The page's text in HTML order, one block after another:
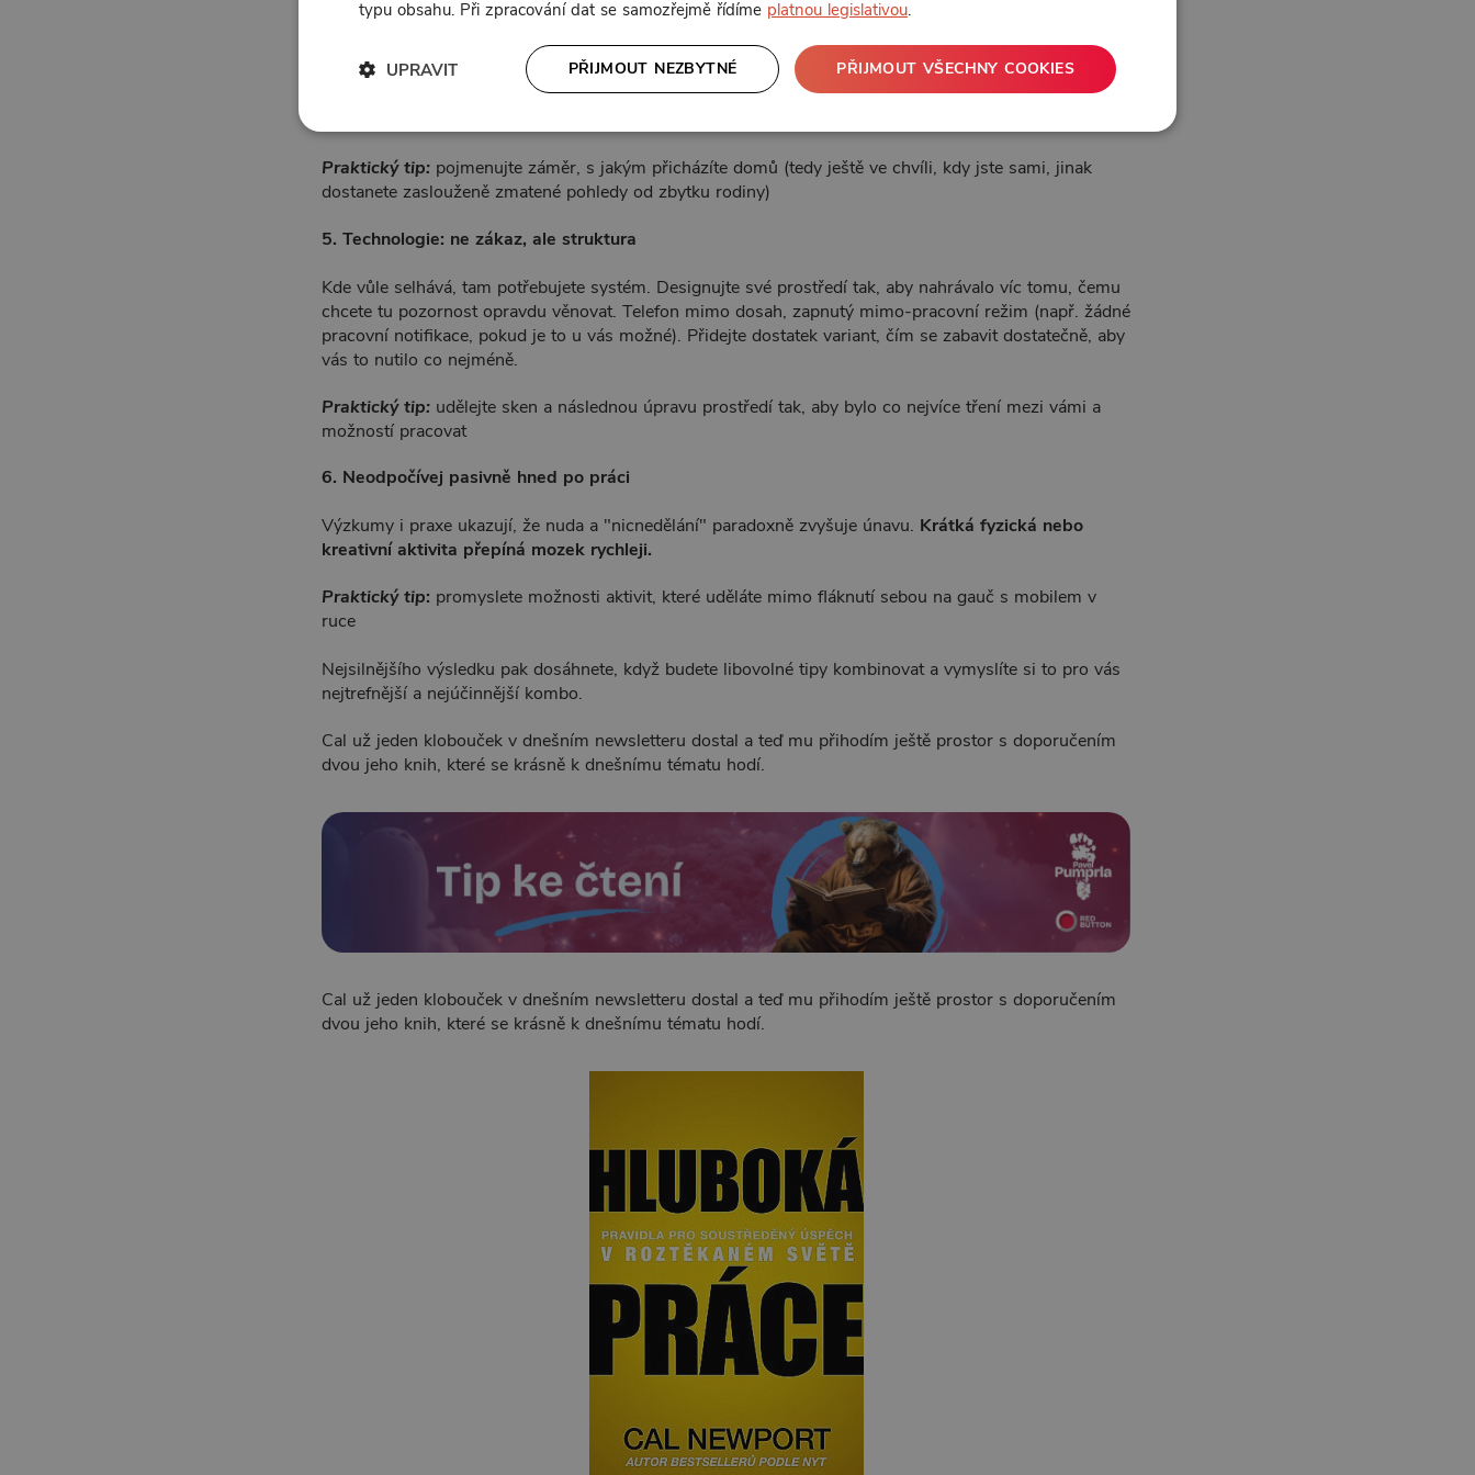
4. Rodinný režim není "ne-práce" — je to jen jiná forma výkonu
Plná přítomnost doma vyžaduje jiný typ pozornosti než ta v práci. Přechod bývá o to těžší, když domů
(k rodině) přicházíte bez záměru. Krátký popis záměru před příchodem domů (co chci ideálně zažít, jak
Praktický tip: pojmenujte záměr, s jakým přicházíte domů (tedy ještě ve chvíli, kdy jste sami, jinak
dostanete zaslouženě zmatené pohledy od zbytku rodiny)
5. Technologie: ne zákaz, ale struktura
Kde vůle selhává, tam potřebujete systém. Designujte své prostředí tak, aby nahrávalo víc tomu, čemu
chcete tu pozornost opravdu věnovat. Telefon mimo dosah, zapnutý mimo-pracovní režim (např. žádné
pracovní notifikace, pokud je to u vás možné). Přidejte dostatek variant, čím se zabavit dostatečně, aby
vás to nutilo co nejméně.
Praktický tip: udělejte sken a následnou úpravu prostředí tak, aby bylo co nejvíce tření mezi vámi a
možností pracovat
6. Neodpočívej pasivně hned po práci
Výzkumy i praxe ukazují, že nuda a "nicnedělání" paradoxně zvyšuje únavu. Krátká fyzická nebo
kreativní aktivita přepíná mozek rychleji.
Praktický tip: promyslete možnosti aktivit, které uděláte mimo fláknutí sebou na gauč s mobilem v
ruce
Nejsilnějšího výsledku pak dosáhnete, když budete libovolné tipy kombinovat a vymyslíte si to pro vás
nejtrefnější a nejúčinnější kombo.
Cal už jeden klobouček v dnešním newsletteru dostal a teď mu přihodím ještě prostor s doporučením
dvou jeho knih, které se krásně k dnešnímu tématu hodí.
Cal už jeden klobouček v dnešním newsletteru dostal a teď mu přihodím ještě prostor s doporučením
dvou jeho knih, které se krásně k dnešnímu tématu hodí.
typu obsahu. Při zpracování dat se samozřejmě řídíme platnou legislativou.
PŘIJMOUT VŠECHNY COOKIES
PŘIJMOUT NEZBYTNÉ
UPRAVIT